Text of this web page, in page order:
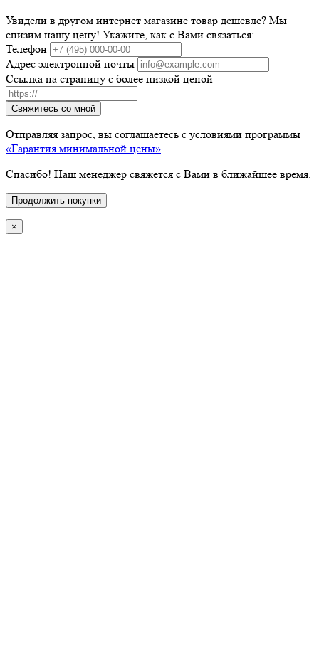
Увидели в другом интернет магазине товар дешевле? Мы
снизим нашу цену! Укажите, как с Вами связаться:
Телефон
Адрес электронной почты
Ссылка на страницу с более низкой ценой
Свяжитесь со мной
Отправляя запрос, вы соглашаетесь с условиями программы
«Гарантия минимальной цены».
Спасибо! Наш менеджер свяжется с Вами в ближайшее время.
Продолжить покупки
×